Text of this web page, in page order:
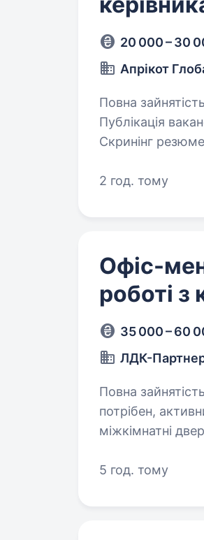
20 000 – 30
Апрікот
Повна зайнятість. Вища освіта.
Публікація вакансій на job-
Скринінг резюме та
2 год. тому
Офіс-
роботі з
35 000 – 60
ЛДК-
Повна зайнятість. Опис вакансії Торгово виробничій компанії ЛДК-
потрібен,
міжкімнатні
5 год. тому